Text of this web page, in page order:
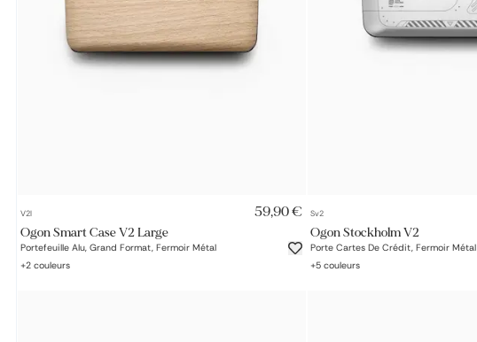
V2l 59,90 €
Ogon Smart Case V2 Large
Portefeuille Alu, Grand Format, Fermoir Métal
+2 couleurs
Sv2
Ogon Stockholm V2
Porte Cartes De Crédit, Fermoir Métal
+5 couleurs